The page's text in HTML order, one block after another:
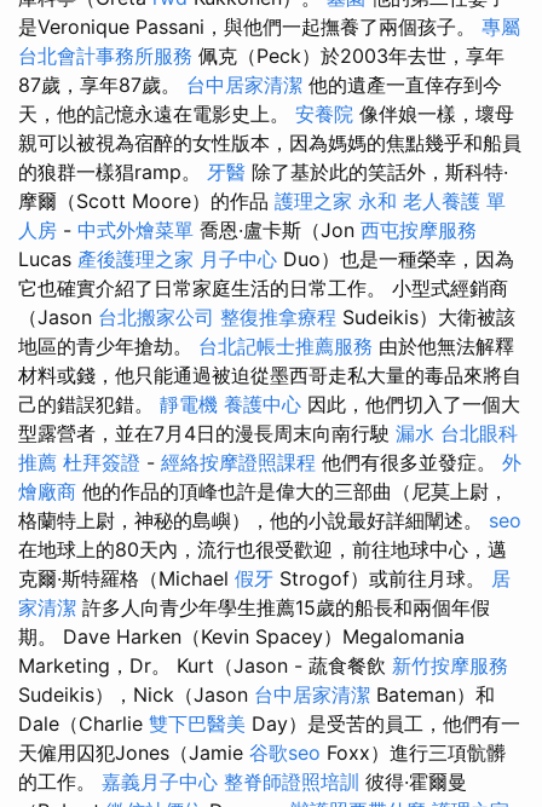
是Veronique Passani，與他們一起撫養了兩個孩子。 專屬
台北會計事務所服務 佩克（Peck）於2003年去世，享年
87歲，享年87歲。 台中居家清潔 他的遺產一直倖存到今
天，他的記憶永遠在電影史上。 安養院 像伴娘一樣，壞母
親可以被視為宿醉的女性版本，因為媽媽的焦點幾乎和船員
的狼群一樣猖ramp。 牙醫 除了基於此的笑話外，斯科特·
摩爾（Scott Moore）的作品 護理之家 永和 老人養護 單
人房 - 中式外燴菜單 喬恩·盧卡斯（Jon 西屯按摩服務
Lucas 產後護理之家 月子中心 Duo）也是一種榮幸，因為
它也確實介紹了日常家庭生活的日常工作。 小型式經銷商
（Jason 台北搬家公司 整復推拿療程 Sudeikis）大衛被該
地區的青少年搶劫。 台北記帳士推薦服務 由於他無法解釋
材料或錢，他只能通過被迫從墨西哥走私大量的毒品來將自
己的錯誤犯錯。 靜電機 養護中心 因此，他們切入了一個大
型露營者，並在7月4日的漫長周末向南行駛 漏水 台北眼科
推薦 杜拜簽證 - 經絡按摩證照課程 他們有很多並發症。 外
燴廠商 他的作品的頂峰也許是偉大的三部曲（尼莫上尉，
格蘭特上尉，神秘的島嶼），他的小說最好詳細闡述。 seo
在地球上的80天內，流行也很受歡迎，前往地球中心，邁
克爾·斯特羅格（Michael 假牙 Strogof）或前往月球。 居
家清潔 許多人向青少年學生推薦15歲的船長和兩個年假
期。 Dave Harken（Kevin Spacey）Megalomania
Marketing，Dr。 Kurt（Jason - 蔬食餐飲 新竹按摩服務
Sudeikis），Nick（Jason 台中居家清潔 Bateman）和
Dale（Charlie 雙下巴醫美 Day）是受苦的員工，他們有一
天僱用囚犯Jones（Jamie 谷歌seo Foxx）進行三項骯髒
的工作。 嘉義月子中心 整脊師證照培訓 彼得·霍爾曼